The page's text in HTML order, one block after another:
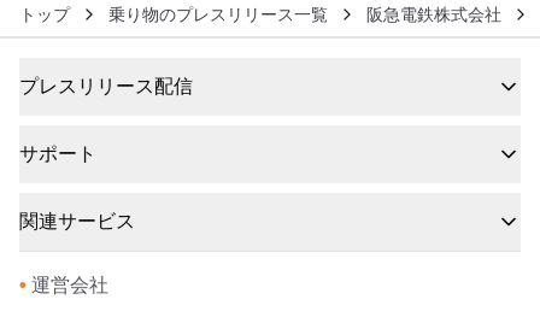
トップ 乗り物のプレスリリース一覧 阪急電鉄株式会社
プレスリリース配信
サポート
関連サービス
• 運営会社